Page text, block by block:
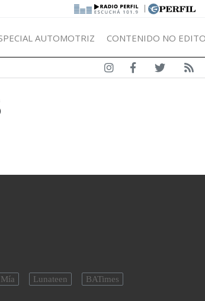
|
AUTOMOTRIZ CONTENIDO NO
Mía Lunateen BATimes